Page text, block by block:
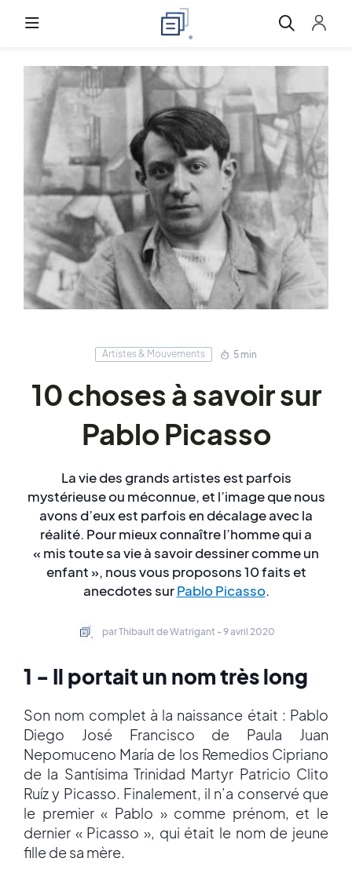
Artistes & Mouvements 5 min
10 choses à savoir sur
Pablo Picasso
La vie des grands artistes est parfois
mystérieuse ou méconnue, et l’image que nous
avons d’eux est parfois en décalage avec la
réalité. Pour mieux connaître l’homme qui a
« mis toute sa vie à savoir dessiner comme un
enfant », nous vous proposons 10 faits et
anecdotes surPablo Picasso.
par Thibault de Watrigant - 9 avril 2020
1 - Il portait un nom très long
Son nom complet à la naissance était : Pablo
Diego José Francisco de Paula Juan
Nepomuceno María de los Remedios Cipriano
de la Santísima Trinidad Martyr Patricio Clito
Ruíz y Picasso. Finalement, il n’a conservé que
le premier « Pablo » comme prénom, et le
dernier « Picasso », qui était le nom de jeune
fille de sa mère.